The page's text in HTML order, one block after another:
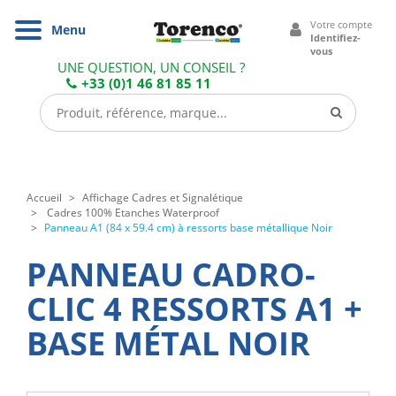
UNE QUESTION, UN CONSEIL ?
+33 (0)1 46 81 85 11
Votre compte
Identifiez-
vous
Navigation
Menu
Accueil
Affichage Cadres et Signalétique
Cadres 100% Etanches Waterproof
Panneau A1 (84 x 59.4 cm) à ressorts base métallique Noir
PANNEAU CADRO-
CLIC 4 RESSORTS A1 +
BASE MÉTAL NOIR